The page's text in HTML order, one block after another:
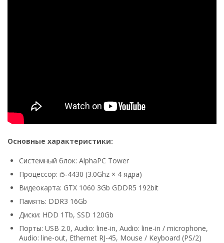
Основные характеристики:
Системный блок: AlphaPC Tower
Процессор: i5-4430 (3.0Ghz × 4 ядра)
Видеокарта: GTX 1060 3Gb GDDR5 192bit
Память: DDR3 16Gb
Диски: HDD 1Tb, SSD 120Gb
Порты: USB 2.0, Audio: line-in, Audio: line-in / microphone,
Audio: line-out, Ethernet RJ-45, Mouse / Keyboard (PS/2)